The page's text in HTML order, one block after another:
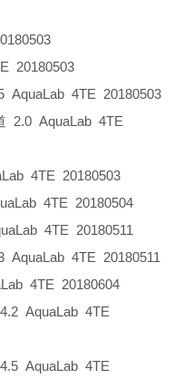
20180503
AquaLab 4TE 20180503
2.0 AquaLab 4TE
4TE 20180503
4TE 20180504
4TE 20180511
AquaLab 4TE 20180511
4TE 20180604
4.2 AquaLab 4TE
4.5 AquaLab 4TE